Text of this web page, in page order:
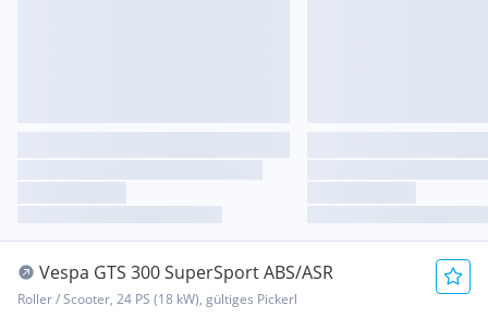
Vespa GTS 300 SuperSport ABS/ASR
Roller / Scooter, 24 PS (18 kW), gültiges Pickerl